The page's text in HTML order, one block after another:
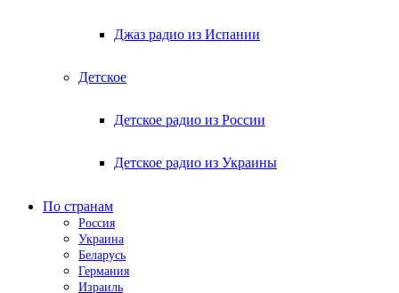
Джаз радио из Испании
Детское
Детское радио из России
Детское радио из Украины
По странам
Россия
Украина
Беларусь
Германия
Израиль